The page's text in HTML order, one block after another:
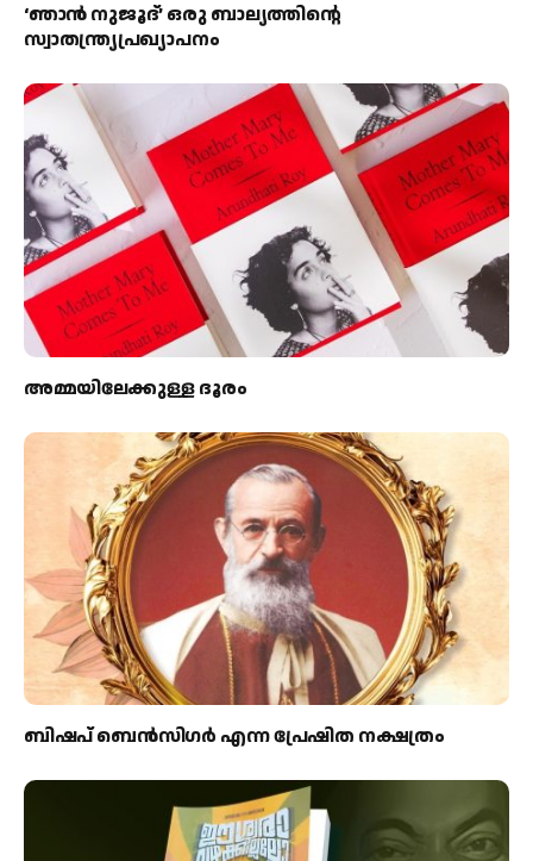
‘ഞാന്‍ നുജൂദ്’ ഒരു ബാല്യത്തിന്റെ
സ്വാതന്ത്ര്യപ്രഖ്യാപനം
അമ്മയിലേക്കുള്ള ദൂരം
ബിഷപ് ബെന്‍സിഗര്‍ എന്ന പ്രേഷിത നക്ഷത്രം